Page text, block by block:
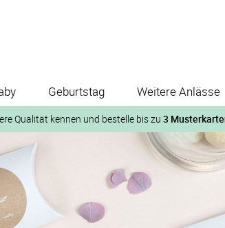
Geburtstag Weitere Anlässe
Qualität kennen und bestelle bis zu 3
bis zu 3 Kartendesigns
auf der jeweiligen Produktseite und lasse Dir